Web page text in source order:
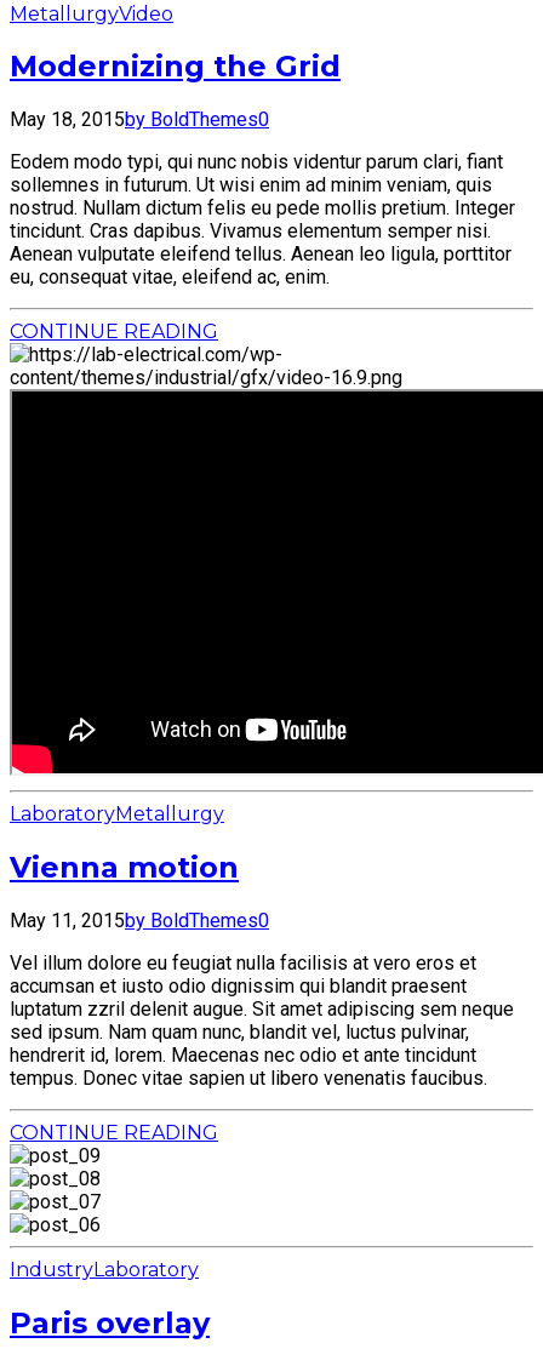
MetallurgyVideo
Modernizing the Grid
May 18, 2015by BoldThemes0
Eodem modo typi, qui nunc nobis videntur parum clari, fiant
sollemnes in futurum. Ut wisi enim ad minim veniam, quis
nostrud. Nullam dictum felis eu pede mollis pretium. Integer
tincidunt. Cras dapibus. Vivamus elementum semper nisi.
Aenean vulputate eleifend tellus. Aenean leo ligula, porttitor
eu, consequat vitae, eleifend ac, enim.
CONTINUE READING
LaboratoryMetallurgy
Vienna motion
May 11, 2015by BoldThemes0
Vel illum dolore eu feugiat nulla facilisis at vero eros et
accumsan et iusto odio dignissim qui blandit praesent
luptatum zzril delenit augue. Sit amet adipiscing sem neque
sed ipsum. Nam quam nunc, blandit vel, luctus pulvinar,
hendrerit id, lorem. Maecenas nec odio et ante tincidunt
tempus. Donec vitae sapien ut libero venenatis faucibus.
CONTINUE READING
IndustryLaboratory
Paris overlay